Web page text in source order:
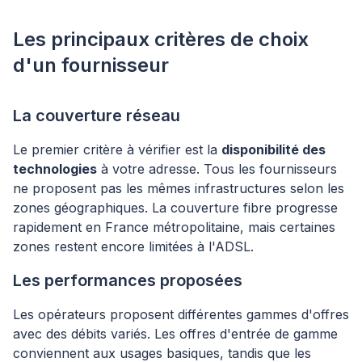
Les principaux critères de choix
d'un fournisseur
La couverture réseau
Le premier critère à vérifier est la disponibilité des
technologies à votre adresse. Tous les fournisseurs
ne proposent pas les mêmes infrastructures selon les
zones géographiques. La couverture fibre progresse
rapidement en France métropolitaine, mais certaines
zones restent encore limitées à l'ADSL.
Les performances proposées
Les opérateurs proposent différentes gammes d'offres
avec des débits variés. Les offres d'entrée de gamme
conviennent aux usages basiques, tandis que les